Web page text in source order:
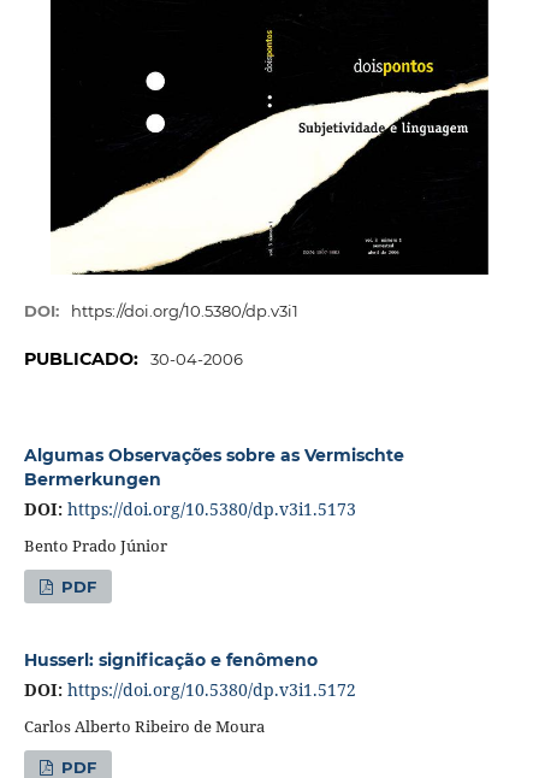
DOI: https://doi.org/10.5380/dp.v3i1
PUBLICADO: 30-04-2006
Algumas Observações sobre as Vermischte
Bermerkungen
DOI: https://doi.org/10.5380/dp.v3i1.5173
Bento Prado Júnior
PDF
Husserl: significação e fenômeno
DOI: https://doi.org/10.5380/dp.v3i1.5172
Carlos Alberto Ribeiro de Moura
PDF